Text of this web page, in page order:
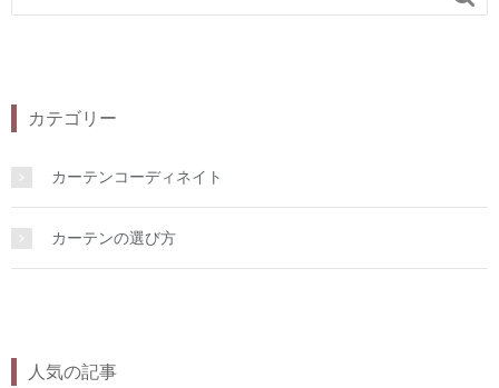
カテゴリー
カーテンコーディネイト
カーテンの選び方
人気の記事